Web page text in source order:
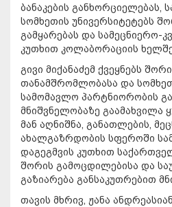
ბანაკების განხორციელებას,
სომხეთის უნივერსიტეტებს
გამყარებას და სამეცნიერო-
კუთხით კოლაბორაციის
გივი მიქანაძემ ქვეყნებს
თანამშრომლობასა და
სამომავლო პარტნიორობის
მნიშვნელობაზე გაამახვილა
მან აღნიშნა, განათლების,
ახალგაზრდობის სფეროში
დაგეგმვის კუთხით
შორის გამოცდილებისა და
გაზიარება განსაკუთრებით
თავის მხრივ, ჟანა